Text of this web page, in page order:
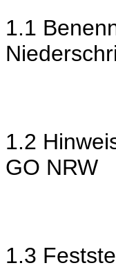
1.1
1.2
GO NRW
1.3